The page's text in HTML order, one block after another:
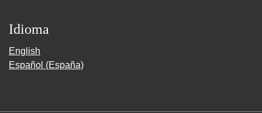
Idioma
English
Español (España)